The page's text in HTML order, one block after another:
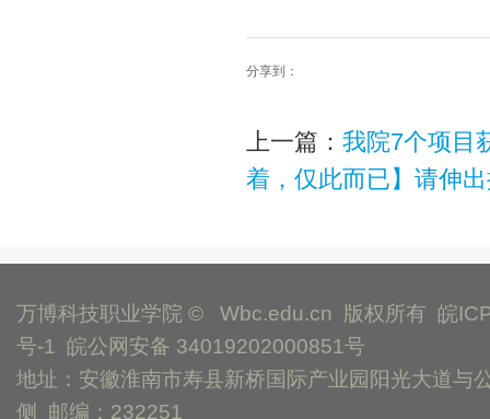
分享到：
上一篇：我院7个项目
着，仅此而已】请伸
万博科技职业学院 © Wbc.edu.cn 版权所有 皖
号-1
皖公网安备 34019202000851号
地址：安徽淮南市寿县新桥国际产业园阳光大道与
侧 邮编：232251